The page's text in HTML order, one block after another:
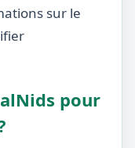
sur le
pour